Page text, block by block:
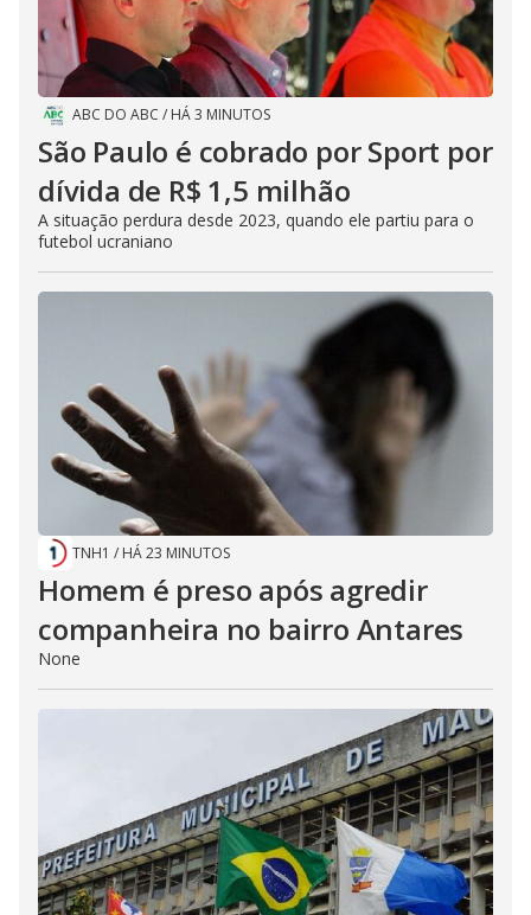
ABC DO ABC / HÁ 3 MINUTOS
São Paulo é cobrado por Sport por
dívida de R$ 1,5 milhão
A situação perdura desde 2023, quando ele partiu para o
futebol ucraniano
TNH1 / HÁ 23 MINUTOS
Homem é preso após agredir
companheira no bairro Antares
None